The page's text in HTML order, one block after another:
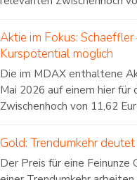
Aktie im Fokus:
Kurspotential möglich
Die im MDAX enthaltene
Mai 2026 auf einem hier
Zwischenhoch von 11,62
Gold: Trendumkehr
Der Preis für eine